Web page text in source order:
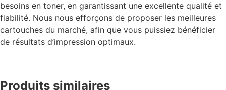
besoins en toner, en garantissant une excellente qualité et
fiabilité. Nous nous efforçons de proposer les meilleures
cartouches du marché, afin que vous puissiez bénéficier
de résultats d’impression optimaux.
Produits similaires